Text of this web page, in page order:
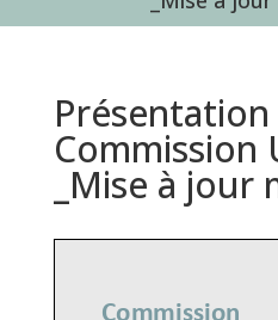
Présentation
Commission
_Mise à jour